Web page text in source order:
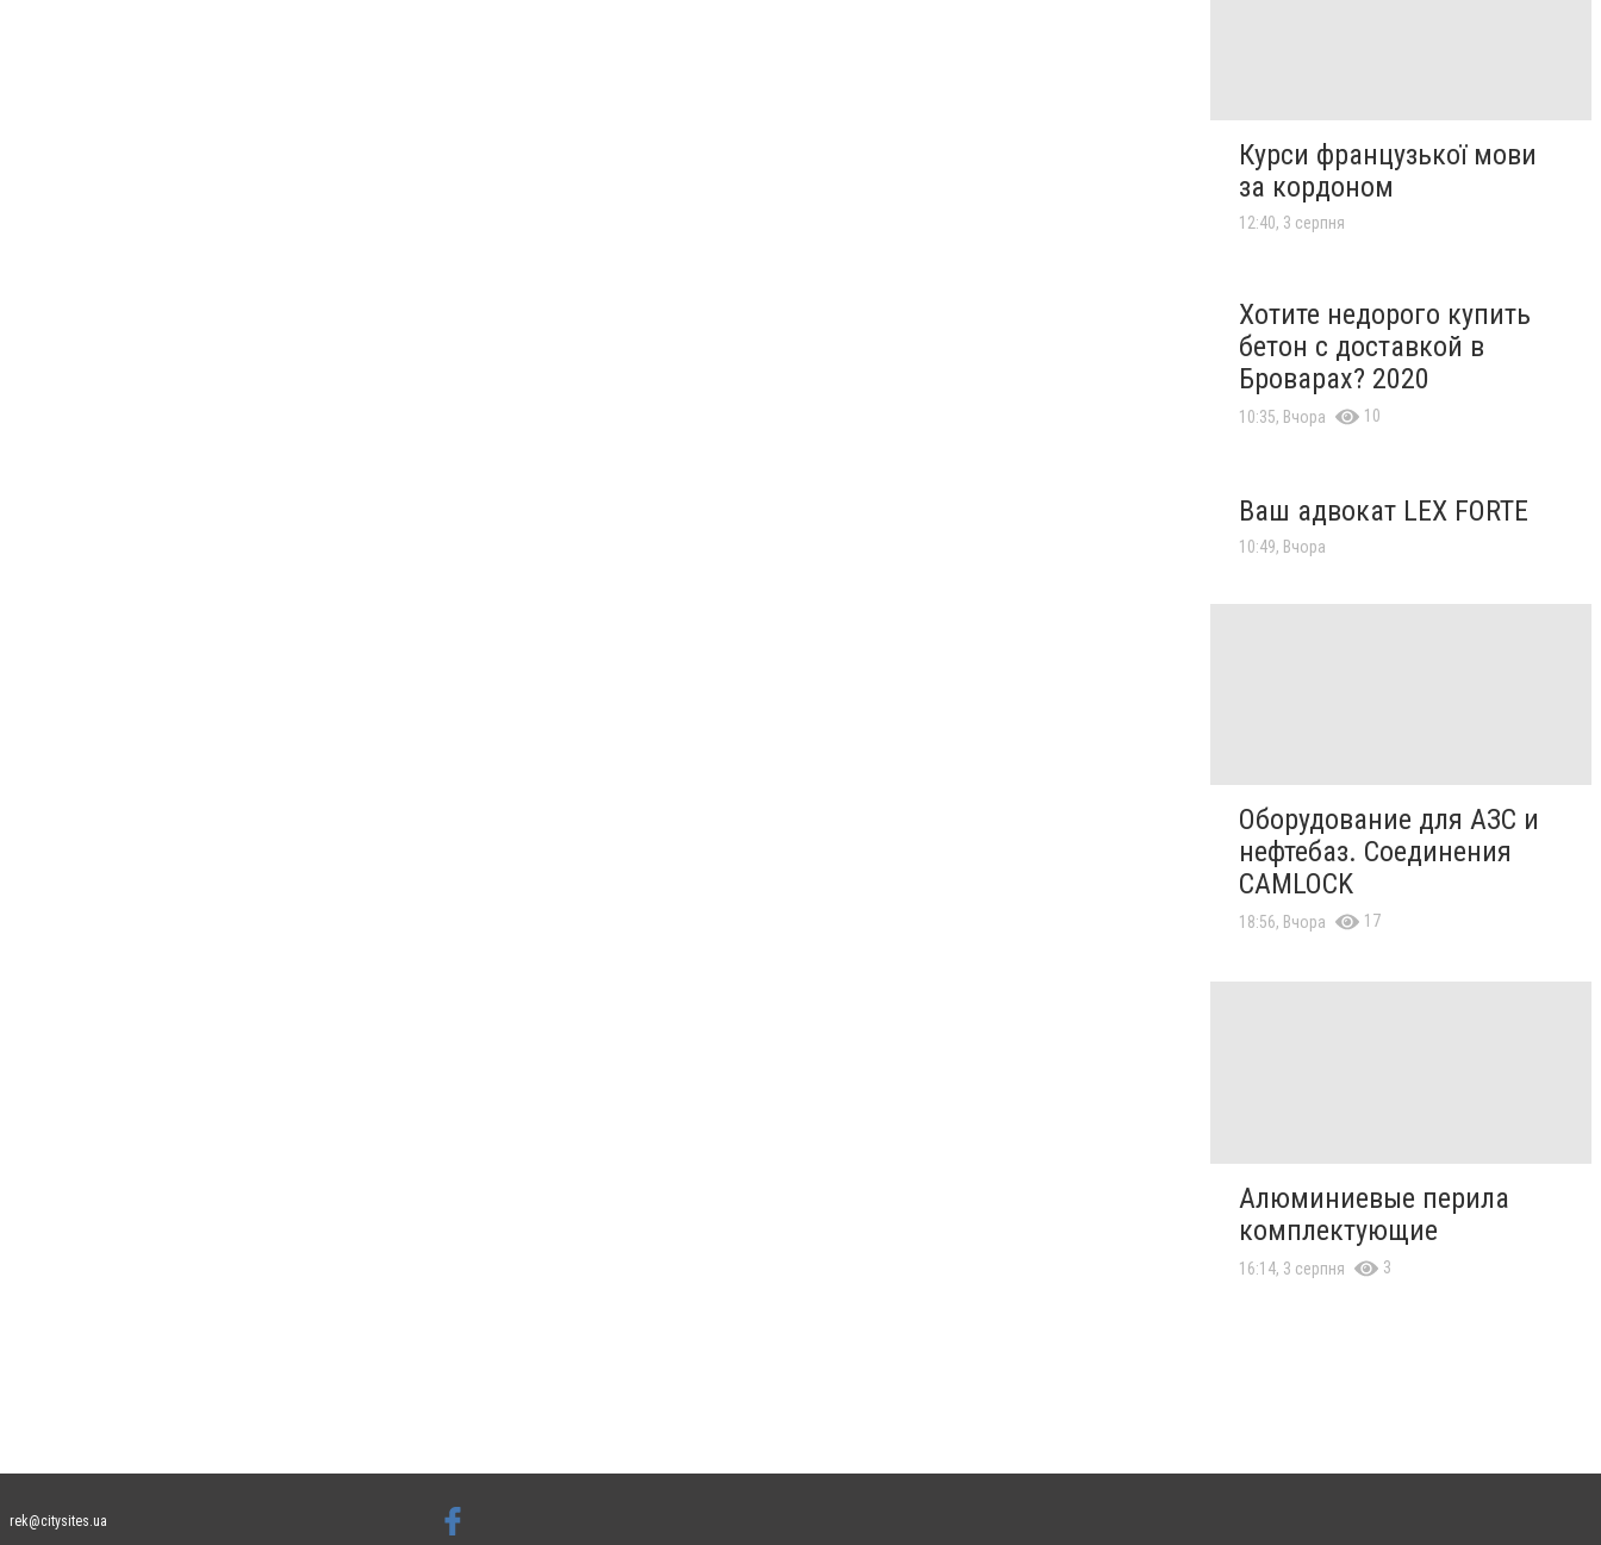
Курси французької мови
за кордоном
12:40, 3 серпня
Хотите недорого купить
бетон с доставкой в
Броварах? 2020
10:35, Вчора 10
Ваш адвокат LEX FORTE
10:49, Вчора
Оборудование для АЗС и
нефтебаз. Соединения
CAMLOCK
18:56, Вчора 17
Алюминиевые перила
комплектующие
16:14, 3 серпня 3
rek@citysites.ua